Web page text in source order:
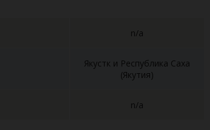
n/a
Якустк и Республика Саха
(Якутия)
n/a